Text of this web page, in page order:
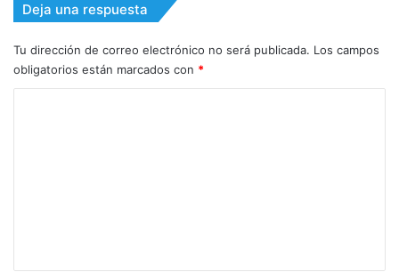
Deja una respuesta
Tu dirección de correo electrónico no será publicada. Los campos
obligatorios están marcados con *